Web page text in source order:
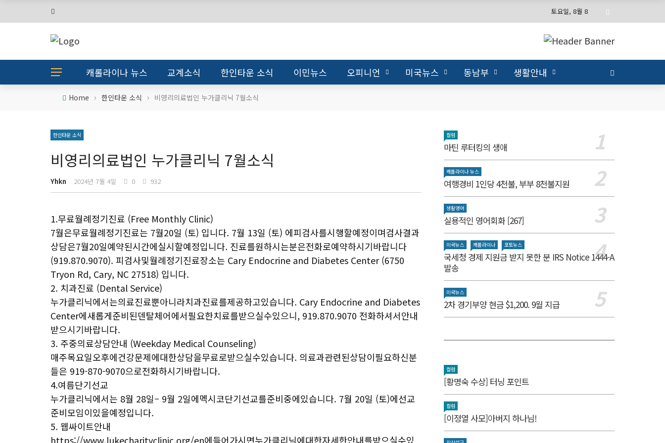
토요일, 8월 8
캐롤라이나 뉴스 교계소식 한인타운 소식 이민뉴스 오피니언 미국뉴스 동남부 생활안내
Home › 한인타운 소식 › 비영리의료법인 누가클리닉 7월소식
한인타운 소식
비영리의료법인 누가클리닉 7월소식
Yhkn 2024년 7월 4일 0 932
1.무료월례정기진료 (Free Monthly Clinic)
7월은무료월례정기진료는 7월20일 (토) 입니다. 7월 13일 (토) 에피검사를시행할예정이며검사결과
상담은7월20일예약된시간에실시할예정입니다. 진료를원하시는분은전화로예약하시기바랍니다
(919.870.9070). 피검사및월례정기진료장소는 Cary Endocrine and Diabetes Center (6750
Tryon Rd, Cary, NC 27518) 입니다.
2. 치과진료 (Dental Service)
누가클리닉에서는의료진료뿐아니라치과진료를제공하고있습니다. Cary Endocrine and Diabetes
Center에새롭게준비된덴탈체어에서필요한치료를받으실수있으니, 919.870.9070 전화하셔서안내
받으시기바랍니다.
3. 주중의료상담안내 (Weekday Medical Counseling)
매주목요일오후에건강문제에대한상담을무료로받으실수있습니다. 의료과관련된상담이필요하신분
들은 919-870-9070으로전화하시기바랍니다.
4.여름단기선교
누가클리닉에서는 8월 28일– 9월 2일에멕시코단기선교를준비중에있습니다. 7월 20일 (토)에선교
준비모임이있을예정입니다.
5. 웹싸이트안내
https://www.lukecharityclinic.org/en에들어가시면누가클리닉에대한자세한안내를받으실수있
컬럼
마틴 루터킹의 생애
캐롤라이나 뉴스
여행경비 1인당 4천불, 부부 8천불지원
생활영어
실용적인 영어회화 [267]
미국뉴스 캐롤라이나 포토뉴스
국세청 경제 지원금 받지 못한 분 IRS Notice 1444-A
발송
미국뉴스
2차 경기부양 현금 $1,200. 9월 지급
컬럼
[황명숙 수상] 터닝 포인트
컬럼
[이정열 사모]아버지 하나님!